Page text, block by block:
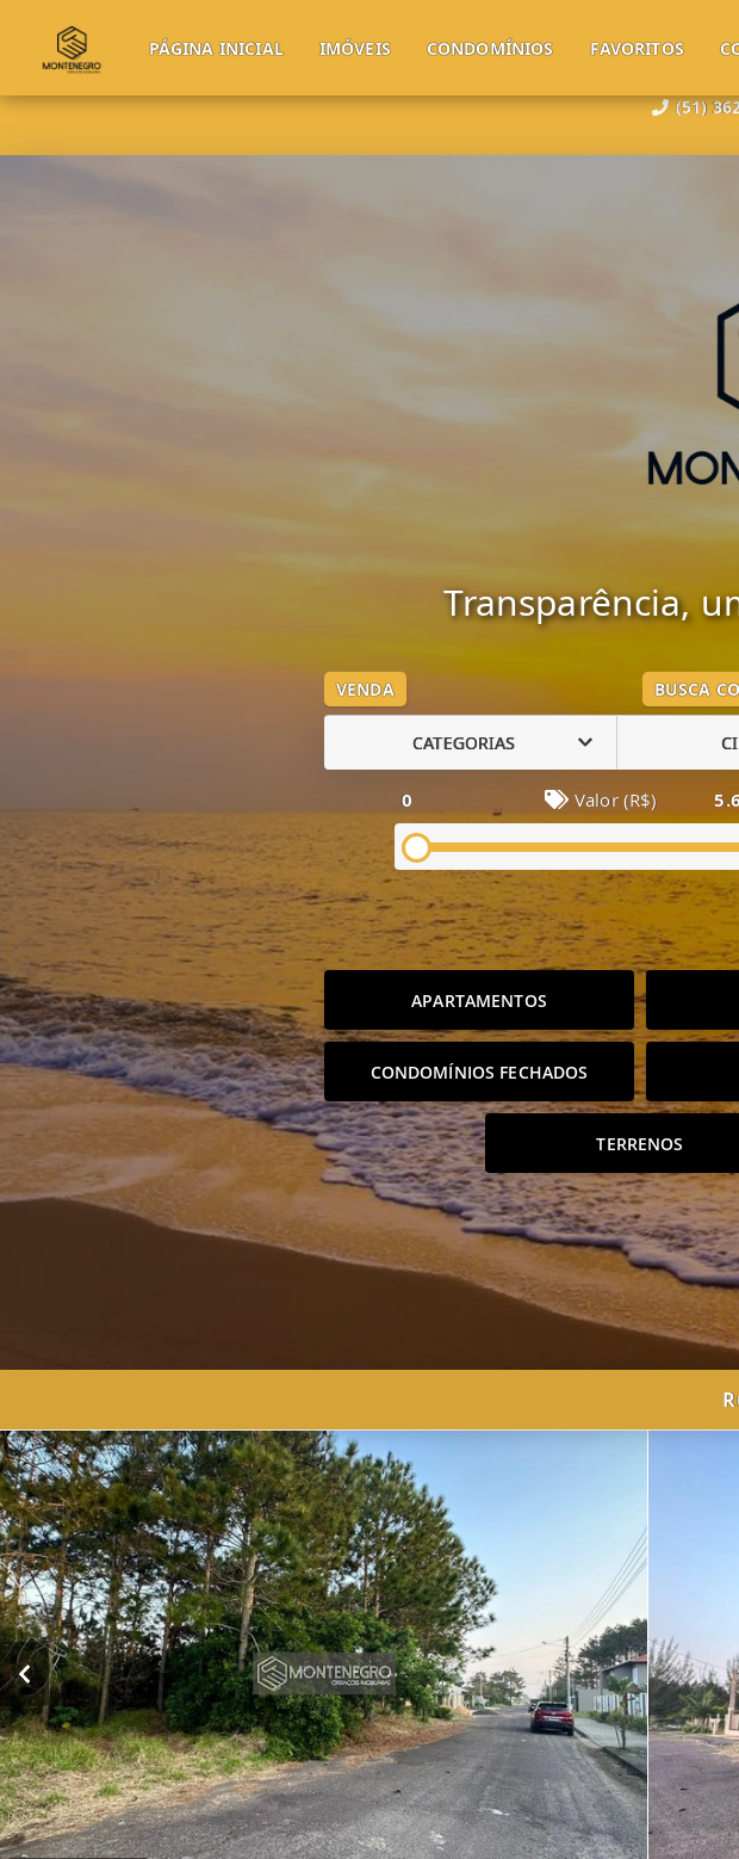
(51)
PÁGINA INICIAL IMÓVEIS CONDOMÍNIOS FAVORITOS
Transparência,
VENDA BUSCA
CATEGORIAS
0 Valor (R$)
APARTAMENTOS
CONDOMÍNIOS FECHADOS
TERRENOS